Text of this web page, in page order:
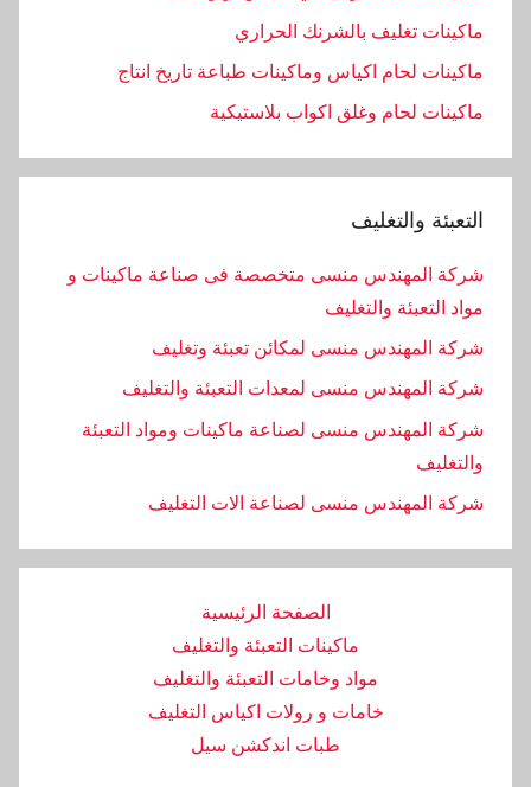
ماكينات تغليف بالشرنك الحراري
ماكينات لحام اكياس وماكينات طباعة تاريخ انتاج
ماكينات لحام وغلق اكواب بلاستيكية
التعبئة والتغليف
شركة المهندس منسى متخصصة فى صناعة ماكينات و
مواد التعبئة والتغليف
شركة المهندس منسى لمكائن تعبئة وتغليف
شركة المهندس منسى لمعدات التعبئة والتغليف
شركة المهندس منسى لصناعة ماكينات ومواد التعبئة
والتغليف
‏شركة المهندس منسى لصناعة الات التغليف
الصفحة الرئيسية
ماكينات التعبئة والتغليف
مواد وخامات التعبئة والتغليف
خامات و رولات اكياس التغليف
طبات اندكشن سيل